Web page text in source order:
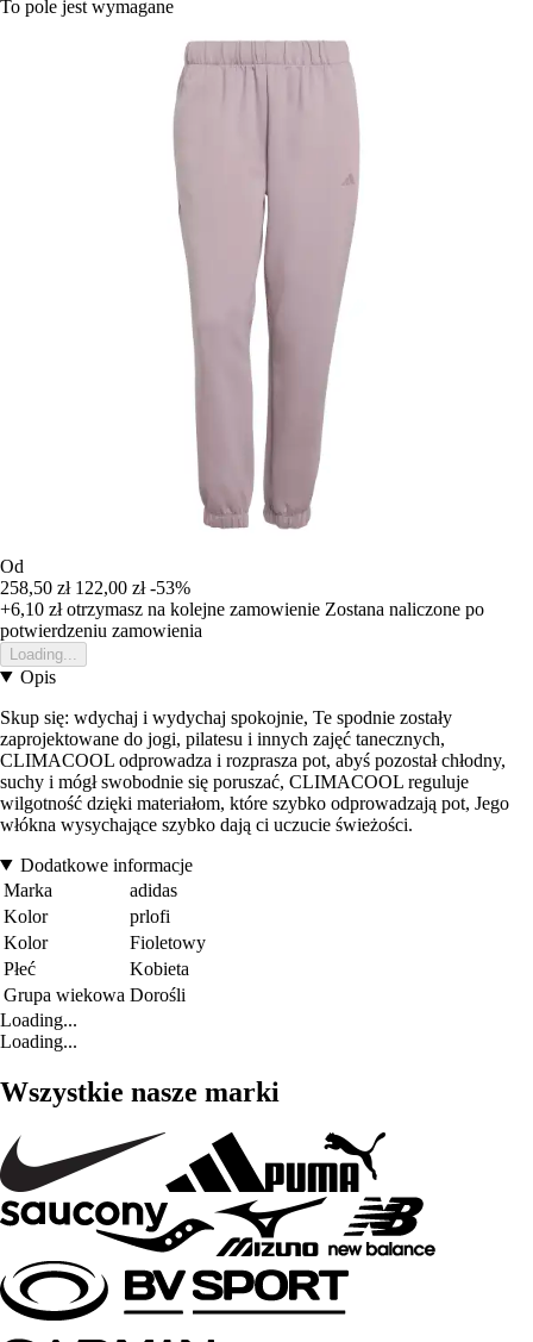
To pole jest wymagane
Od
258,50 zł 122,00 zł -53%
+6,10 złotrzymasz na kolejne zamowienie Zostana naliczone po
potwierdzeniu zamowienia
Loading...
Opis
Skup się: wdychaj i wydychaj spokojnie, Te spodnie zostały
zaprojektowane do jogi, pilatesu i innych zajęć tanecznych,
CLIMACOOL odprowadza i rozprasza pot, abyś pozostał chłodny,
suchy i mógł swobodnie się poruszać, CLIMACOOL reguluje
wilgotność dzięki materiałom, które szybko odprowadzają pot, Jego
włókna wysychające szybko dają ci uczucie świeżości.
Dodatkowe informacje
Marka
adidas
Kolor
prlofi
Kolor
Fioletowy
Płeć
Kobieta
Grupa wiekowa Dorośli
Loading...
Loading...
Wszystkie nasze marki